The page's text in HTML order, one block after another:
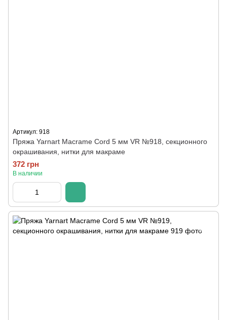
Артикул: 918
Пряжа Yarnart Macrame Cord 5 мм VR №918, секционного
окрашивания, нитки для макраме
372 грн
В наличии